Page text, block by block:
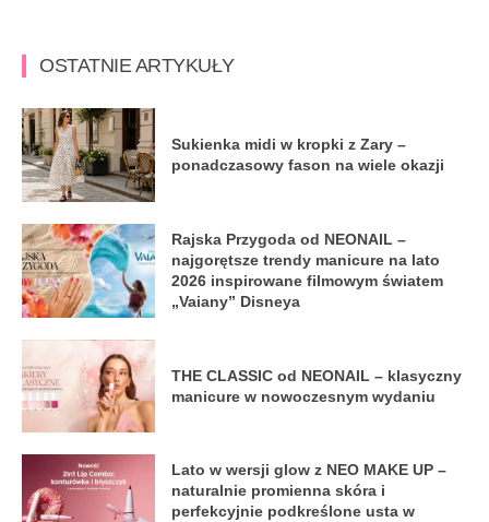
OSTATNIE ARTYKUŁY
Sukienka midi w kropki z Zary –
ponadczasowy fason na wiele okazji
Rajska Przygoda od NEONAIL –
najgorętsze trendy manicure na lato
2026 inspirowane filmowym światem
„Vaiany” Disneya
THE CLASSIC od NEONAIL – klasyczny
manicure w nowoczesnym wydaniu
Lato w wersji glow z NEO MAKE UP –
naturalnie promienna skóra i
perfekcyjnie podkreślone usta w